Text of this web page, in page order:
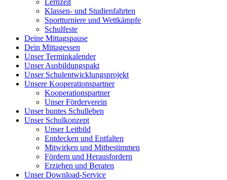
Lernzeit
Klassen- und Studienfahrten
Sportturniere und Wettkämpfe
Schulfeste
Deine Mittagspause
Dein Mittagessen
Unser Terminkalender
Unser Ausbildungspakt
Unser Schulentwicklungsprojekt
Unsere Kooperationspartner
Kooperationspartner
Unser Förderverein
Unser buntes Schulleben
Unser Schulkonzept
Unser Leitbild
Entdecken und Entfalten
Mitwirken und Mitbestimmen
Fördern und Herausfordern
Erziehen und Beraten
Unser Download-Service